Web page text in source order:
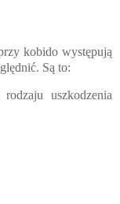
kobido występują
Są to:
uszkodzenia